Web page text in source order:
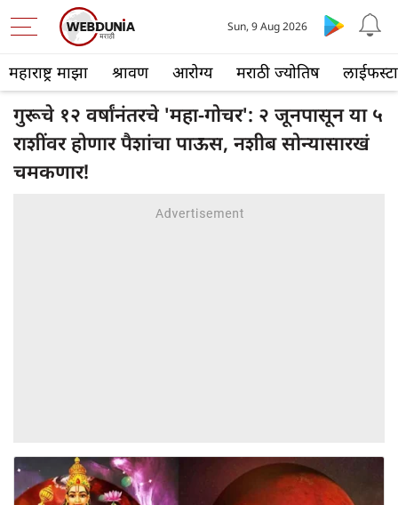
महाराष्ट्र माझा श्रावण आरोग्य मराठी ज्योतिष
Sun, 9 Aug 2026
गुरूचे १२ वर्षांनंतरचे 'महा-गोचर': २ जूनपासून या ५
राशींवर होणार पैशांचा पाऊस, नशीब सोन्यासारखं
चमकणार!